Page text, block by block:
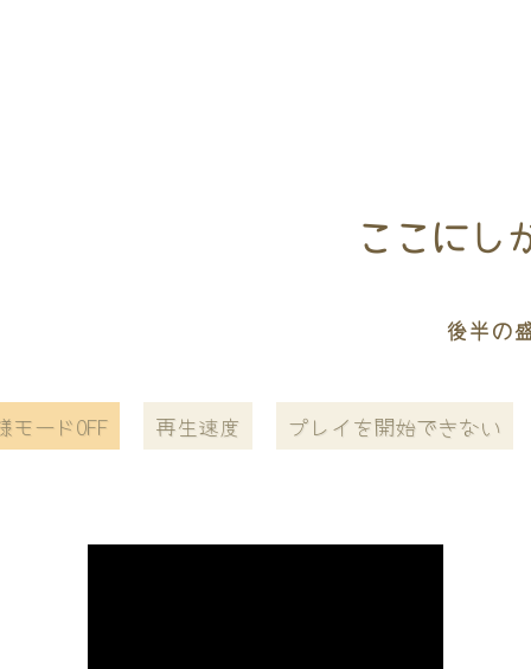
ここにし
後半の
モードOFF 再生速度 プレイを開始できない